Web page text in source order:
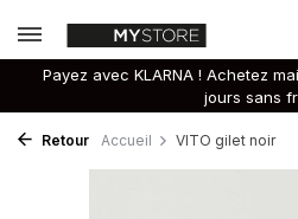
Payez avec KLARNA ! Achetez
jours sans
Retour Accueil VITO gilet noir